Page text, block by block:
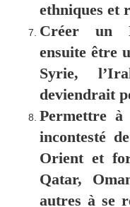
ethniques et
Créer un
ensuite être
Syrie,
deviendrait
Permettre à
incontesté
Orient et
Qatar,
autres à se